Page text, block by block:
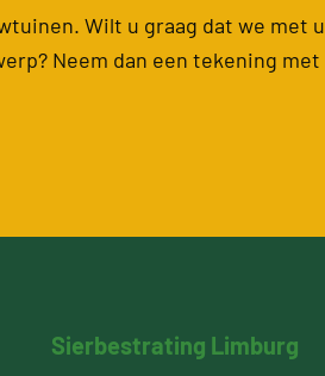
Wilt u graag dat we met u
Neem dan een tekening met
Sierbestrating Limburg